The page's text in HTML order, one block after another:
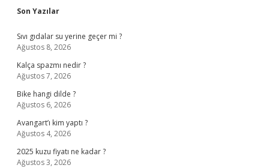
Sidebar
Son Yazılar
Sıvı gıdalar su yerine geçer mi ?
Ağustos 8, 2026
Kalça spazmı nedir ?
Ağustos 7, 2026
Bike hangi dilde ?
Ağustos 6, 2026
Avangart’ı kim yaptı ?
Ağustos 4, 2026
2025 kuzu fiyatı ne kadar ?
Ağustos 3, 2026